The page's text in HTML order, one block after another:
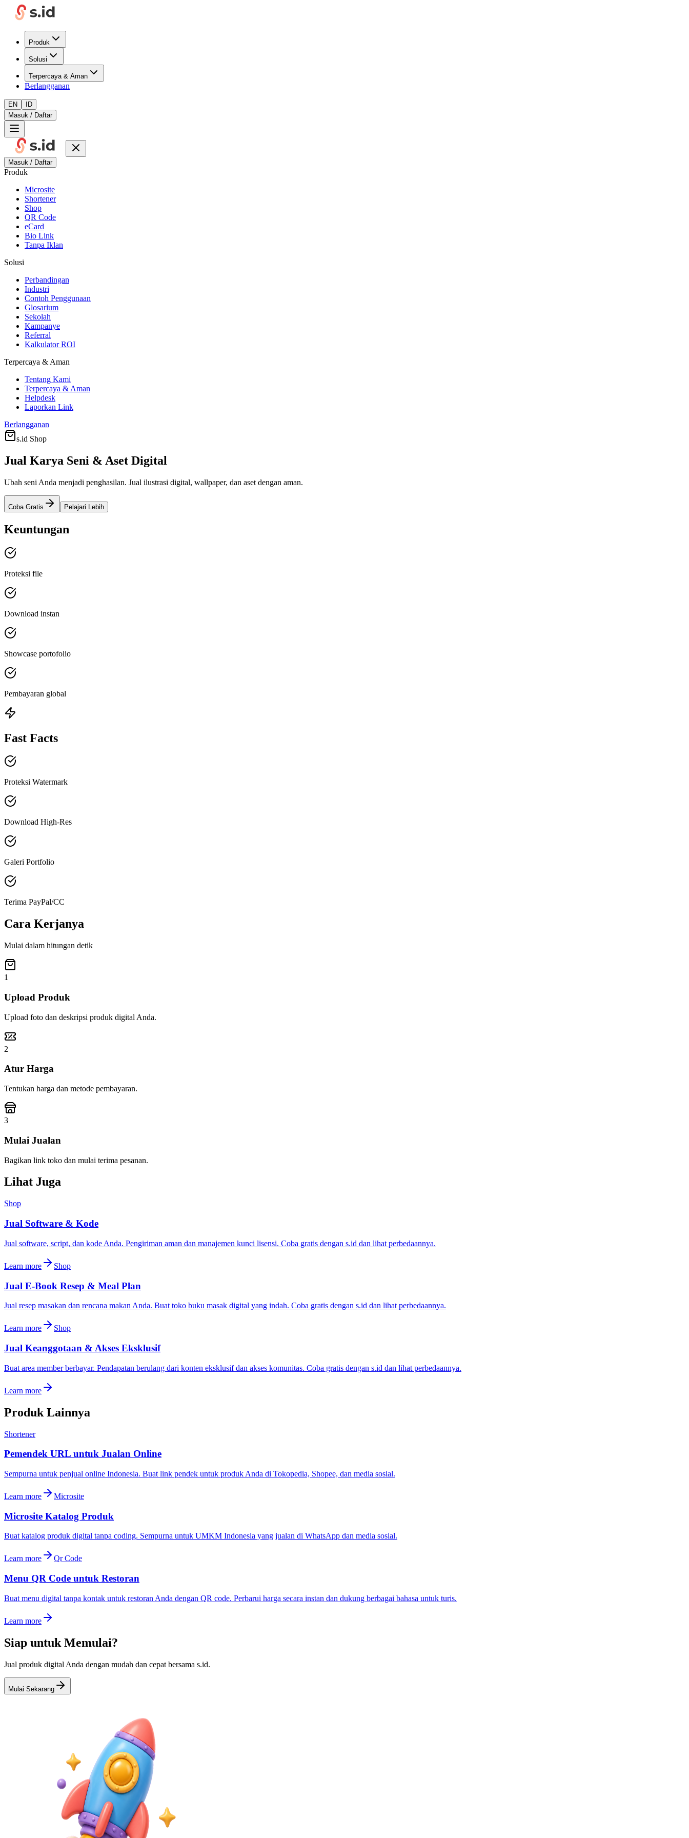
Produk
Solusi
Terpercaya & Aman
Berlangganan
EN
ID
Masuk / Daftar
Masuk / Daftar
Produk
Microsite
Shortener
Shop
QR Code
eCard
Bio Link
Tanpa Iklan
Solusi
Perbandingan
Industri
Contoh Penggunaan
Glosarium
Sekolah
Kampanye
Referral
Kalkulator ROI
Terpercaya & Aman
Tentang Kami
Terpercaya & Aman
Helpdesk
Laporkan Link
Berlangganan
s.id Shop
Jual Karya Seni & Aset Digital
Ubah seni Anda menjadi penghasilan. Jual ilustrasi digital, wallpaper, dan aset dengan aman.
Coba Gratis Pelajari Lebih
Keuntungan
Proteksi file
Download instan
Showcase portofolio
Pembayaran global
Fast Facts
Proteksi Watermark
Download High-Res
Galeri Portfolio
Terima PayPal/CC
Cara Kerjanya
Mulai dalam hitungan detik
1
Upload Produk
Upload foto dan deskripsi produk digital Anda.
2
Atur Harga
Tentukan harga dan metode pembayaran.
3
Mulai Jualan
Bagikan link toko dan mulai terima pesanan.
Lihat Juga
Shop
Jual Software & Kode
Jual software, script, dan kode Anda. Pengiriman aman dan manajemen kunci lisensi. Coba gratis dengan s.id dan lihat perbedaannya.
Learn more Shop
Jual E-Book Resep & Meal Plan
Jual resep masakan dan rencana makan Anda. Buat toko buku masak digital yang indah. Coba gratis dengan s.id dan lihat perbedaannya.
Learn more Shop
Jual Keanggotaan & Akses Eksklusif
Buat area member berbayar. Pendapatan berulang dari konten eksklusif dan akses komunitas. Coba gratis dengan s.id dan lihat perbedaannya.
Learn more
Produk Lainnya
Shortener
Pemendek URL untuk Jualan Online
Sempurna untuk penjual online Indonesia. Buat link pendek untuk produk Anda di Tokopedia, Shopee, dan media sosial.
Learn more Microsite
Microsite Katalog Produk
Buat katalog produk digital tanpa coding. Sempurna untuk UMKM Indonesia yang jualan di WhatsApp dan media sosial.
Learn more Qr Code
Menu QR Code untuk Restoran
Buat menu digital tanpa kontak untuk restoran Anda dengan QR code. Perbarui harga secara instan dan dukung berbagai bahasa untuk turis.
Learn more
Siap untuk Memulai?
Jual produk digital Anda dengan mudah dan cepat bersama s.id.
Mulai Sekarang